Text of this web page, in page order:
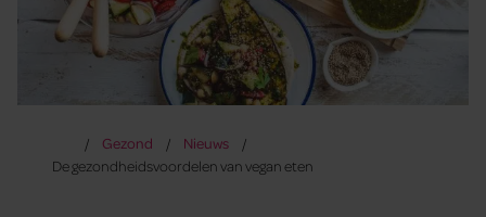
Gezond
Nieuws
De gezondheidsvoordelen van vegan eten